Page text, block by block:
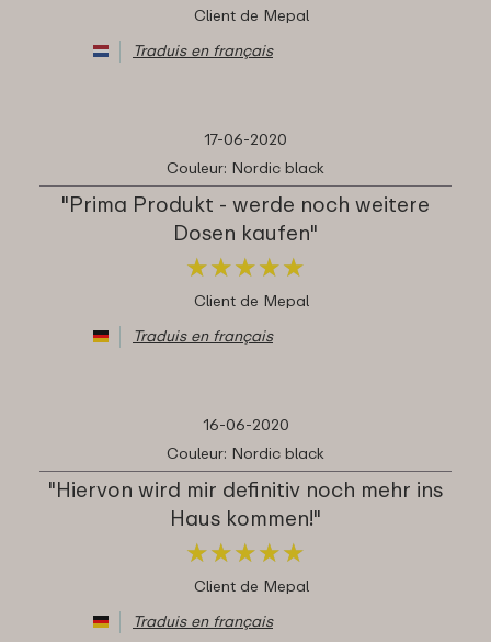
Client de Mepal
Traduis en français
17-06-2020
Couleur: Nordic black
"Prima Produkt - werde noch weitere
Dosen kaufen"
★★★★★
★★★★★
Client de Mepal
Traduis en français
16-06-2020
Couleur: Nordic black
"Hiervon wird mir definitiv noch mehr ins
Haus kommen!"
★★★★★
★★★★★
Client de Mepal
Traduis en français